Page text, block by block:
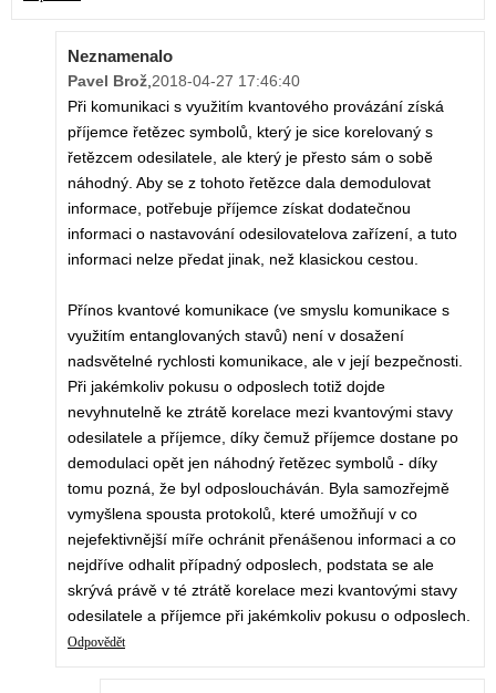
Neznamenalo
Pavel Brož,2018-04-27 17:46:40
Při komunikaci s využitím kvantového provázání získá
příjemce řetězec symbolů, který je sice korelovaný s
řetězcem odesilatele, ale který je přesto sám o sobě
náhodný. Aby se z tohoto řetězce dala demodulovat
informace, potřebuje příjemce získat dodatečnou
informaci o nastavování odesilovatelova zařízení, a tuto
informaci nelze předat jinak, než klasickou cestou.
Přínos kvantové komunikace (ve smyslu komunikace s
využitím entanglovaných stavů) není v dosažení
nadsvětelné rychlosti komunikace, ale v její bezpečnosti.
Při jakémkoliv pokusu o odposlech totiž dojde
nevyhnutelně ke ztrátě korelace mezi kvantovými stavy
odesilatele a příjemce, díky čemuž příjemce dostane po
demodulaci opět jen náhodný řetězec symbolů - díky
tomu pozná, že byl odposloucháván. Byla samozřejmě
vymyšlena spousta protokolů, které umožňují v co
nejefektivnější míře ochránit přenášenou informaci a co
nejdříve odhalit případný odposlech, podstata se ale
skrývá právě v té ztrátě korelace mezi kvantovými stavy
odesilatele a příjemce při jakémkoliv pokusu o odposlech.
Odpovědět